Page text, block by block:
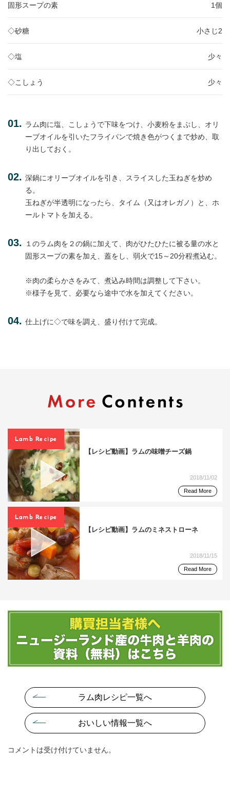
固形スープの素 1個
◇砂糖 小さじ2
◇塩 少々
◇こしょう 少々
ラム肉に塩、こしょうで下味をつけ、小麦粉をまぶし、オリ
ーブオイルを引いたフライパンで焼き色がつくまで炒め、取
り出しておく。
深鍋にオリーブオイルを引き、スライスした玉ねぎを炒め
る。
玉ねぎが半透明になったら、タイム（又はオレガノ）と、ホ
ールトマトを加える。
１のラム肉を２の鍋に加えて、肉がひたひたに被る量の水と
固形スープの素を加え、蓋をし、弱火で15～20分程煮込む。
※肉の柔らかさをみて、煮込み時間は調整して下さい。
※様子を見て、必要なら途中で水を加えてください。
仕上げに◇で味を調え、盛り付けて完成。
【レシピ動画】ラムの味噌チーズ鍋
Lamb Recipe
2018/11/02
Read More
【レシピ動画】ラムのミネストローネ
Lamb Recipe
2018/11/15
Read More
ラム肉レシピ一覧へ
おいしい情報一覧へ
コメントは受け付けていません。